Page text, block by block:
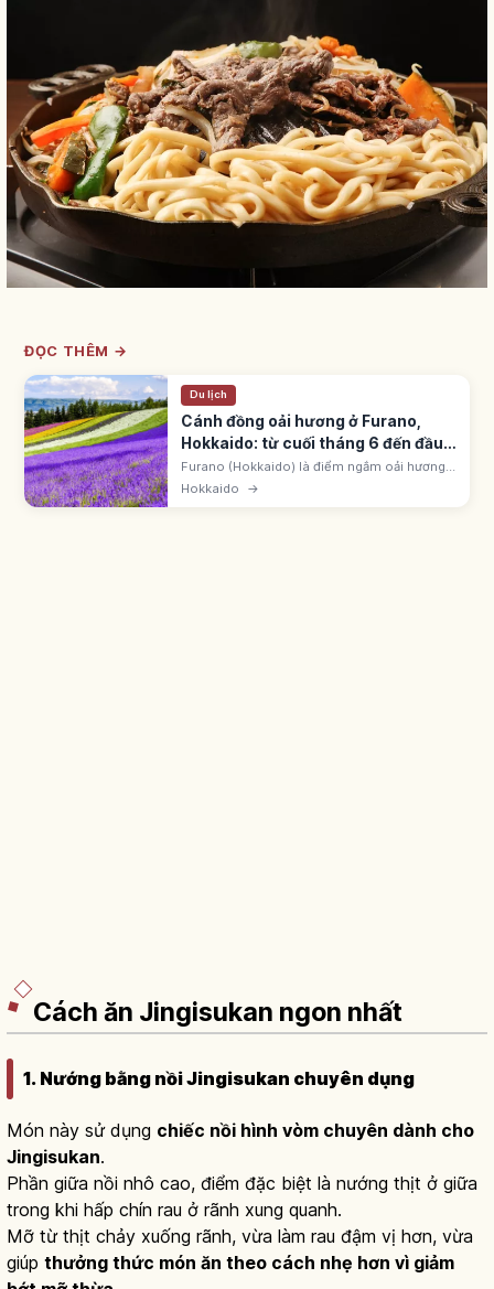
ĐỌC THÊM →
Du lịch
Cánh đồng oải hương ở Furano,
Hokkaido: từ cuối tháng 6 đến đầu
tháng 8
Furano (Hokkaido) là điểm ngắm oải hương
nổi tiếng từ cuối tháng 6 đến đầu tháng 8,
Hokkaido →
Cách ăn Jingisukan ngon nhất
1. Nướng bằng nồi Jingisukan chuyên dụng
Món này sử dụng chiếc nồi hình vòm chuyên dành cho
Jingisukan.
Phần giữa nồi nhô cao, điểm đặc biệt là nướng thịt ở giữa
trong khi hấp chín rau ở rãnh xung quanh.
Mỡ từ thịt chảy xuống rãnh, vừa làm rau đậm vị hơn, vừa
giúp thưởng thức món ăn theo cách nhẹ hơn vì giảm